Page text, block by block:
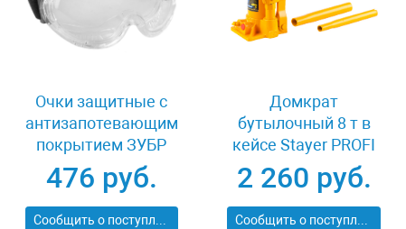
Очки защитные с
антизапотевающим
покрытием ЗУБР
ЭКСПЕРТ 110237
476 руб.
Сообщить о поступлении
Домкрат
бутылочный 8 т в
кейсе Stayer PROFI
43160-8-K
2 260 руб.
Сообщить о поступлении